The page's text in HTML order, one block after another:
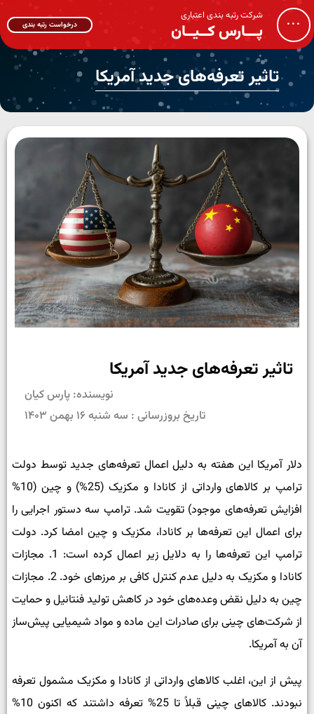
... شرکت رتبه بندی اعتباری
پـــارس کــیــان درخواست رتبه بندی
تاثیر تعرفه­‌های جدید آمریکا
تاثیر تعرفه­‌های جدید آمریکا
نویسنده: پارس کیان
تاریخ بروزرسانی : سه شنبه ۱۶ بهمن ۱۴۰۳
دلار آمریکا این هفته به دلیل اعمال تعرفه‌های جدید توسط دولت
ترامپ بر کالاهای وارداتی از کانادا و مکزیک (25%) و چین (10%
افزایش تعرفه­‌های موجود) تقویت شد. ترامپ سه دستور اجرایی را
برای اعمال این تعرفه‌ها بر کانادا، مکزیک و چین امضا کرد. دولت
ترامپ این تعرفه‌ها را به دلایل زیر اعمال کرده است: 1. مجازات
کانادا و مکزیک به دلیل عدم کنترل کافی بر مرزهای خود. 2. مجازات
چین به دلیل نقض وعده‌های خود در کاهش تولید فنتانیل و حمایت
از شرکت‌های چینی برای صادرات این ماده و مواد شیمیایی پیش‌ساز
آن به آمریکا.
پیش از این، اغلب کالاهای وارداتی از کانادا و مکزیک مشمول تعرفه
نبودند. کالاهای چینی قبلاً تا 25% تعرفه داشتند که اکنون 10%